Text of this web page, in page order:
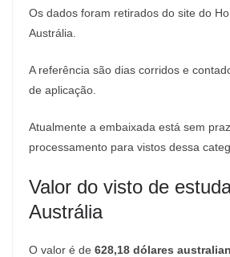
Os dados foram retirados do site do
Austrália.
A referência são dias corridos e
de aplicação.
Atualmente a embaixada está sem
processamento para vistos dessa
Valor do visto de
Austrália
O valor é de 628,18 dólares